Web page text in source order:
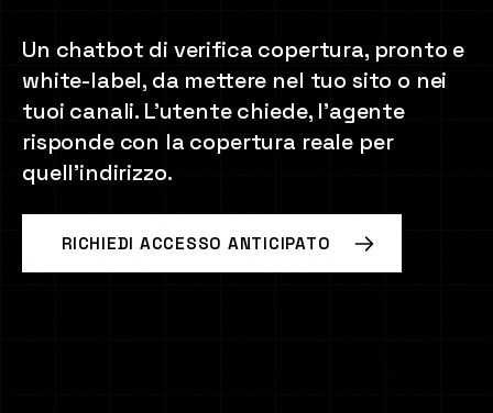
Un chatbot di verifica copertura, pronto e
white-label, da mettere nel tuo sito o nei
tuoi canali. L'utente chiede, l'agente
risponde con la copertura reale per
quell'indirizzo.
RICHIEDI ACCESSO ANTICIPATO
Secondo Federico
Brand Manifesto